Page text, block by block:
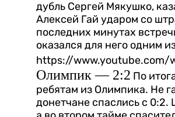
дубль Сергей Мякушко,
Алексей Гай ударом со
последних минутах
оказался для него одним
https://www.youtube.com/
Олимпик — 2:2 По
ребятам из Олимпика. Не
донетчане спаслись с